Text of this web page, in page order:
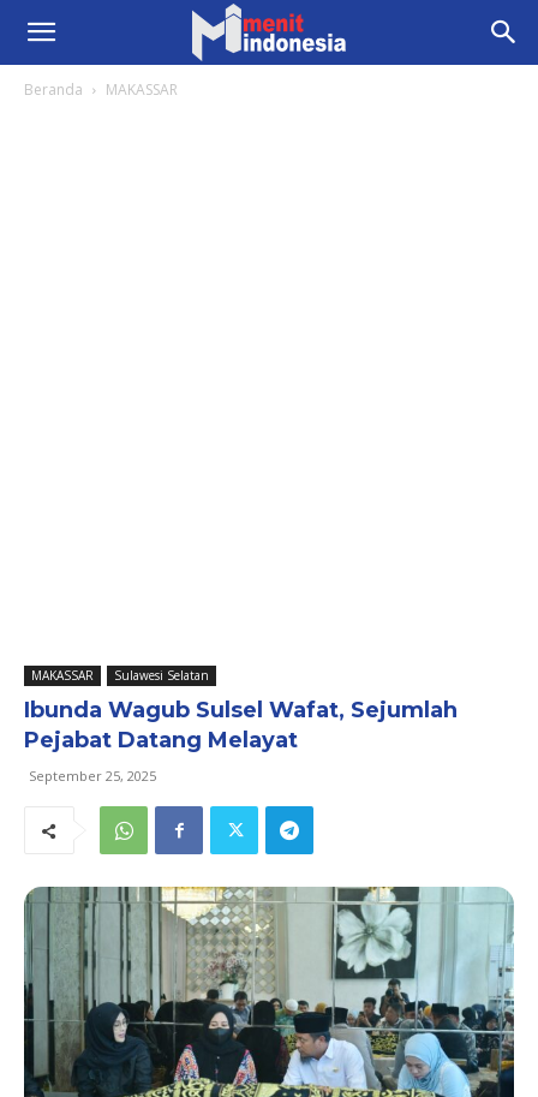
Beranda MAKASSAR
MAKASSAR Sulawesi Selatan
Ibunda Wagub Sulsel Wafat, Sejumlah
Pejabat Datang Melayat
September 25, 2025